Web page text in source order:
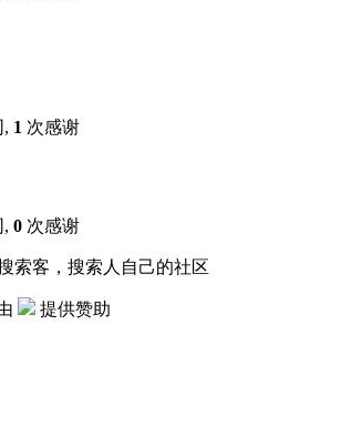
, 1 次感谢
, 0 次感谢
索客，搜索人自己的社区
提供赞助